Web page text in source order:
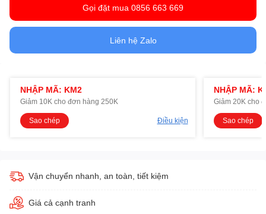
Gọi đặt mua 0856 663 669
Liên hệ Zalo
NHẬP MÃ: KM2
Giảm 10K cho đơn hàng 250K
Sao chép Điều kiện
NHẬP MÃ:
Giảm 20K cho
Sao chép
Vận chuyển nhanh, an toàn, tiết kiệm
Giá cả cạnh tranh